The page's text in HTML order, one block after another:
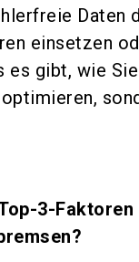
Daten
einsetzen
es gibt, wie
3-Faktoren